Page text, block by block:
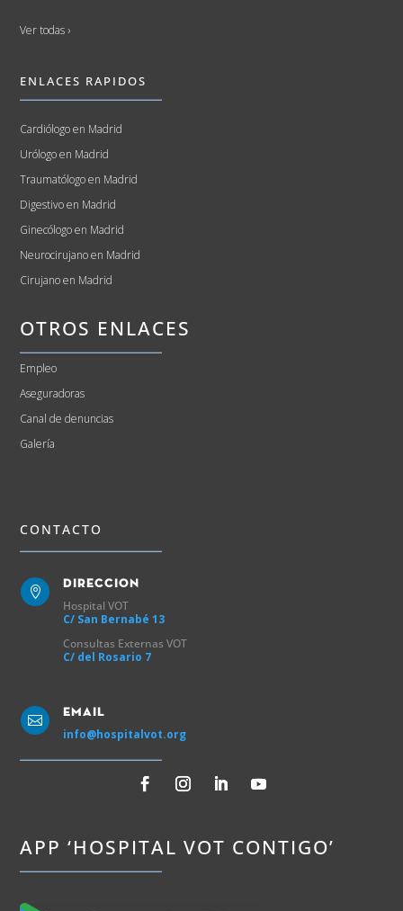
Ver todas ›
ENLACES RAPIDOS
Cardiólogo en Madrid
Urólogo en Madrid
Traumatólogo en Madrid
Digestivo en Madrid
Ginecólogo en Madrid
Neurocirujano en Madrid
Cirujano en Madrid
OTROS ENLACES
Empleo
Aseguradoras
Canal de denuncias
Galería
CONTACTO

Direccion
Hospital VOT
C/ San Bernabé 13
Consultas Externas VOT
C/ del Rosario 7

Email
info@hospitalvot.org
APP ‘HOSPITAL VOT CONTIGO’